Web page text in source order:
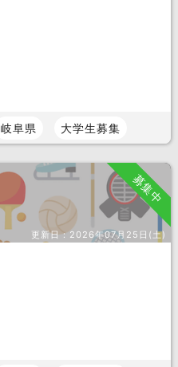
岐阜県 大学生募集
募集中
更新日：2026年07月25日(土)